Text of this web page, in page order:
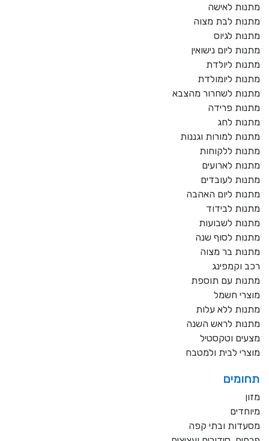
מתנות לאישה
מתנות לבת מצוה
מתנות לגיוס
מתנות ליום נישואין
מתנות ליולדת
מתנות ליומולדת
מתנות לשחרור מהצבא
מתנות פרידה
מתנות לחג
מתנות למורות וגננות
מתנות ללקוחות
מתנות לארועים
מתנות לעובדים
מתנות ליום האהבה
מתנות לבידוד
מתנות לשבועות
מתנות לסוף שנה
מתנות בר מצוה
רכב וקמפינג
מתנות עם תוספת
מוצרי חשמל
מתנות ללא עלות
מתנות לראש השנה
מצעים וטקסטיל
מוצרי לבית ולמטבח
תחומים
מזון
מיוחדים
מסעדות ובתי קפה